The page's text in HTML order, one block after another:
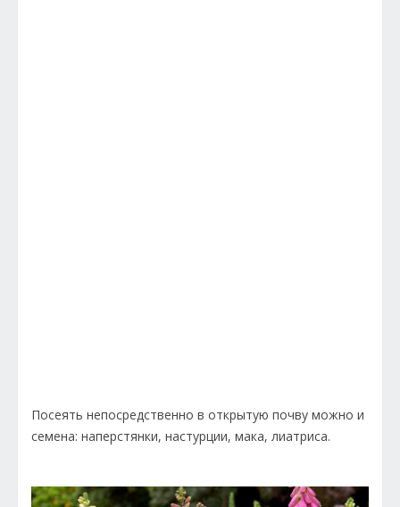
Посеять непосредственно в открытую почву можно и
семена: наперстянки, настурции, мака, лиатриса.